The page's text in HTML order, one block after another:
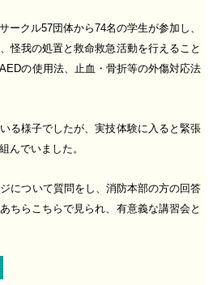
クル57団体から74名の学生が参加し、
怪我の処置と救命救急活動を行えること
の使用法、止血・骨折等の外傷対応法
る様子でしたが、実技体験に入ると緊張
んでいました。
について質問をし、消防本部の方の回答
ちらこちらで見られ、有意義な講習会と